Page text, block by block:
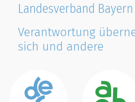
Landesverband Bayern
Verantwortung
sich und andere